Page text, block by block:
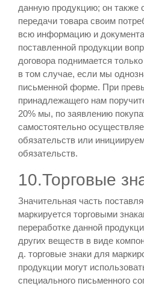
данную продукцию; он также
передачи товара своим
всю информацию и
поставленной продукции
договора поднимается только
в том случае, если мы
письменной форме. При
принадлежащего нам
20% мы, по заявлению
самостоятельно
обязательств или
обязательств.
10.Торговые
Значительная часть
маркируется торговыми
переработке данной
других веществ в виде
д. торговые знаки для
продукции могут
специального письменного